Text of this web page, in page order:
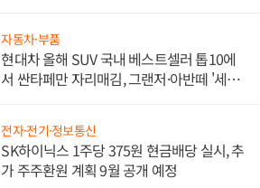
자동차·부품
현대차 올해 SUV 국내 베스트셀러 톱10에
서 싼타페만 자리매김, 그랜저·아반떼 '세단
전자·전기·정보통신
SK하이닉스 1주당 375원 현금배당 실시, 추
가 주주환원 계획 9월 공개 예정